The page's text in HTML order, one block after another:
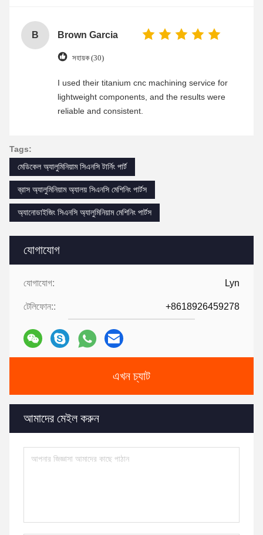
যোগাযোগ
যোগাযোগ: Lyn
টেলিফোন:: +8618926459278
এখন চ্যাট
আমাদের মেইল করুন
B Brown Garcia
সহায়ক (30)
I used their titanium cnc machining service for
lightweight components, and the results were
reliable and consistent.
Tags:
মেডিকেল অ্যালুমিনিয়াম সিএনসি টার্নিং পার্ট
ব্রাস অ্যালুমিনিয়াম অ্যালয় সিএনসি মেশিনিং পার্টস
অ্যানোডাইজিং সিএনসি অ্যালুমিনিয়াম মেশিনিং পার্টস